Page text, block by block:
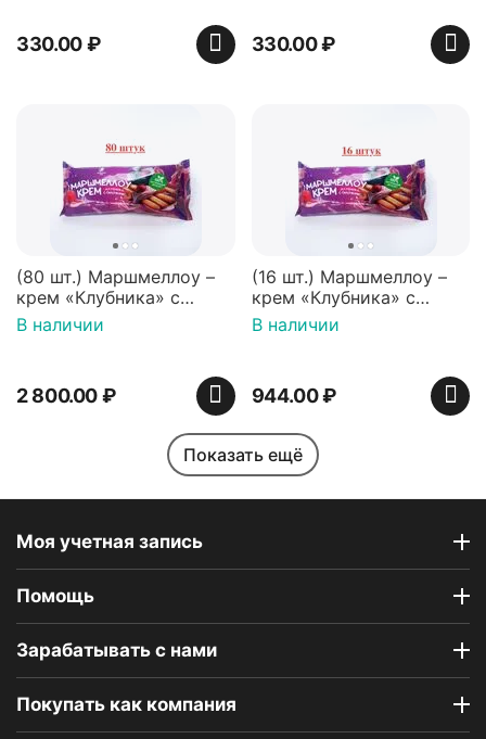
330.00₽ 330.00₽
(80 шт.) Маршмеллоу –
крем «Клубника» с
палочками (ТМ
«Зефирный Лео»)
В наличии
2 800.00₽
(16 шт.) Маршмеллоу –
крем «Клубника» с
палочками (ТМ
«Зефирный Лео»)
В наличии
944.00₽
Индийская сладость
(Soan cake), 250 г
В наличии
642.00₽ 1 890.00₽
Показать ещё
Моя учетная запись
Помощь
Зарабатывать с нами
Покупать как компания